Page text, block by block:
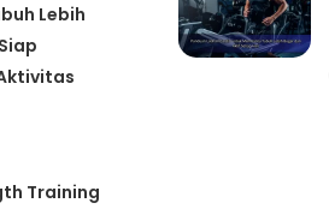
Lebih
Training